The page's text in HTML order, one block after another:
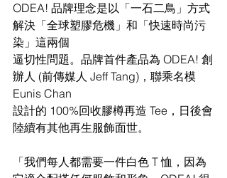
ODEA! 品牌理念是以「一石二鳥」方式
解決「全球塑膠危機」和「快速時尚污
染」這兩個
逼切性問題。品牌首件產品為 ODEA! 創
辦人 (前傳媒人 Jeff Tang)，聯乘名模
Eunis Chan
設計的 100%回收膠樽再造 Tee，日後會
陸續有其他再生服飾面世。
「我們每人都需要一件白色 T 恤，因為